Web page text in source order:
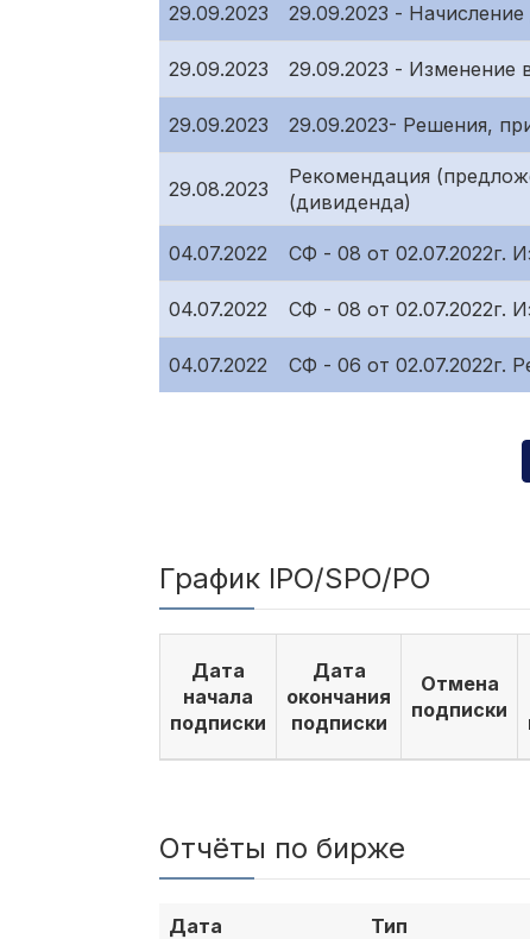
29.09.2023 29.09.2023 -
29.09.2023 29.09.2023 - Изменение
29.09.2023 29.09.2023- Решения,
29.08.2023
Рекомендация
(дивиденда)
04.07.2022 СФ - 08 от 02.07.2022г.
04.07.2022 СФ - 08 от 02.07.2022г.
04.07.2022 СФ - 06 от 02.07.2022г.
График IPO/SPO/PO
Дата
начала
подписки
Дата
окончания
подписки
Отмена
подписки
Отчёты по бирже
Дата Тип